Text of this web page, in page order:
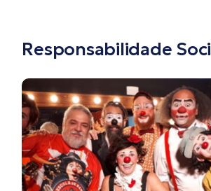
Responsabilidade